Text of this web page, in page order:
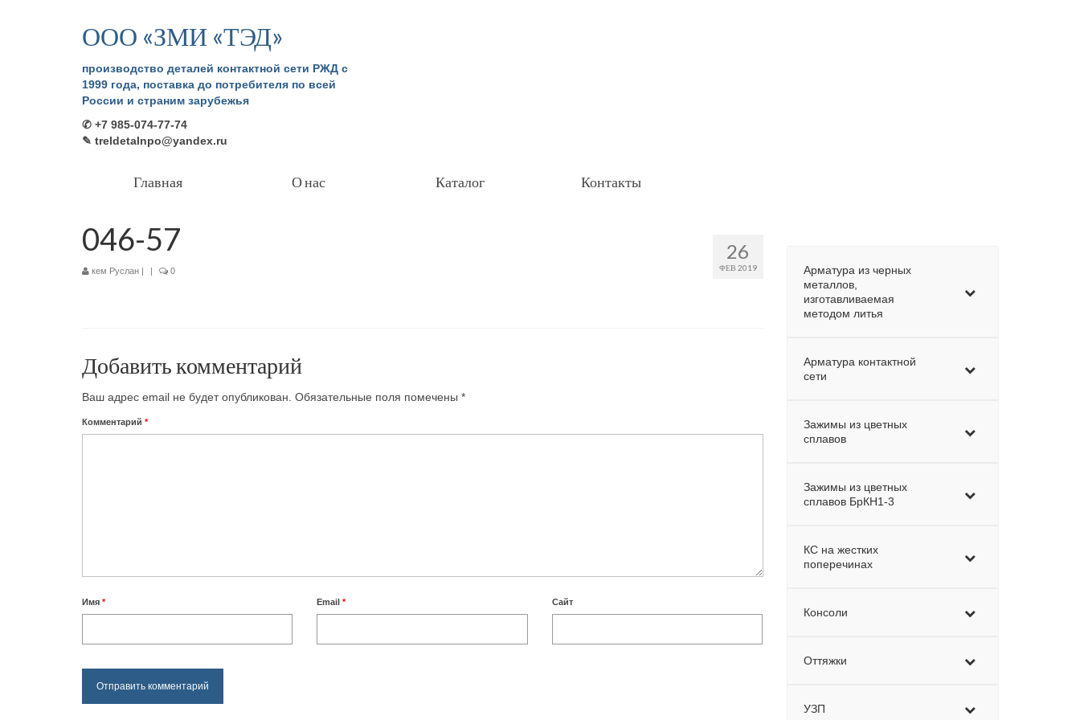
ООО «ЗМИ «ТЭД»
производство деталей контактной сети РЖД с
1999 года, поставка до потребителя по всей
России и страним зарубежья
✆ +7 985-074-77-74
✎ treldetalnpo@yandex.ru
Главная О нас Каталог Контакты
26
ФЕВ 2019
046-57
кем Руслан | | 0
Добавить комментарий
Ваш адрес email не будет опубликован. Обязательные поля помечены *
Комментарий *
Имя * Email* Сайт
Арматура из черных
металлов,
изготавливаемая
методом литья
Арматура контактной
сети
Зажимы из цветных
сплавов
Зажимы из цветных
сплавов БрКН1-3
КС на жестких
поперечинах
Консоли
Оттяжки
УЗП